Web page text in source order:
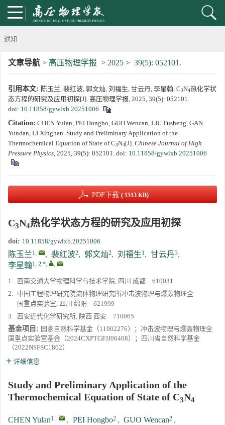
通知
《高压物理学报》第三届青年编委会招募启事
第五届高压科学卓越青年学者评选通知
2024年上海光源同步辐射大压机实验技术培训班通知
《高压物理学报》将于2025年1月由双月刊变更为月刊
动载下材料物性机器学习与高通量研究专刊征稿启事
《高压物理学报》第二届青年编委会招募启事
《高压物理学报》2023年度优秀审稿人和优秀论文评选结果
第十四届全国爆炸力学学术会议 第二轮通知
第二十一届中国高压科学学术会议第一轮通知
《高压物理学报》第三届青年编委会招募启事
文章导航 > 高压物理学报 > 2025 > 39(5): 052101.
引用本文: 陈玉兰, 裴红波, 郭文灿, 刘福生, 甘云丹, 李星翰. C3N4热化学状
态方程的研究及应用初探[J]. 高压物理学报, 2025, 39(5): 052101.
doi: 10.11858/gywlxb.20251006
Citation: CHEN Yulan, PEI Hongbo, GUO Wencan, LIU Fusheng, GAN
Yundan, LI Xinghan. Study and Preliminary Application of the
Thermochemical Equation of State of C3N4[J]. Chinese Journal of High
Pressure Physics, 2025, 39(5): 052101. doi: 10.11858/gywlxb.20251006
PDF下载 ( 1513 KB)
C3N4热化学状态方程的研究及应用初探
doi: 10.11858/gywlxb.20251006
陈玉兰1, , 裴红波2, 郭文灿2, 刘福生1, 甘云丹3,
李星翰1, 2,*, ,
1. 西南交通大学物理科学与技术学院, 四川 成都 610031
2. 中国工程物理研究院流体物理研究所冲击波物理与爆轰物理全
国重点实验室, 四川 绵阳 621999
3. 西安近代化学研究所, 陕西 西安 710065
基金项目: 国家自然科学基金（11902276）；冲击波物理与爆轰物理全
国重点实验室基金（2024CXPTGFJJ06408）；四川省自然科学基金
（2022NSFSC1802）
详细信息
Study and Preliminary Application of the
Thermochemical Equation of State of C3N4
CHEN Yulan1 , , PEI Hongbo2 , GUO Wencan2 ,